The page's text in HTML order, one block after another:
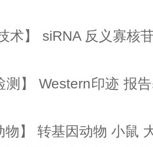
术】 siRNA 反义寡核
测】 Western印迹 报
物】 转基因动物 小鼠